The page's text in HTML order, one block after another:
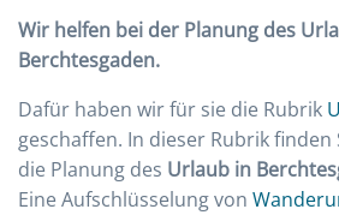
Wir helfen bei der Planung des
Berchtesgaden.
Dafür haben wir für sie die Rubrik
geschaffen. In dieser Rubrik finden
die Planung des Urlaub in
Eine Aufschlüsselung von